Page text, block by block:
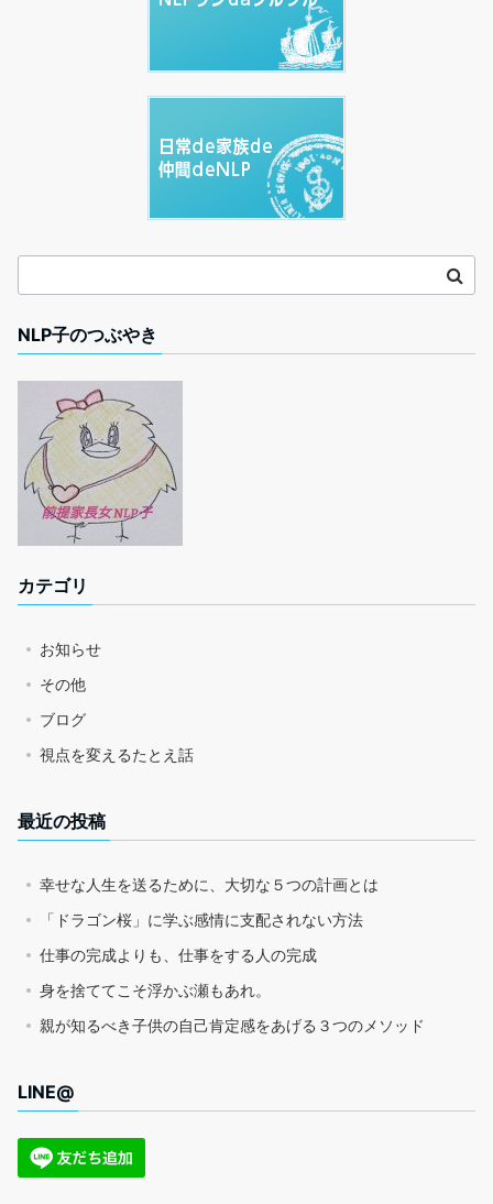
NLP子のつぶやき
カテゴリ
お知らせ
その他
ブログ
視点を変えるたとえ話
最近の投稿
幸せな人生を送るために、大切な５つの計画とは
「ドラゴン桜」に学ぶ感情に支配されない方法
仕事の完成よりも、仕事をする人の完成
身を捨ててこそ浮かぶ瀬もあれ。
親が知るべき子供の自己肯定感をあげる３つのメソッド
LINE@